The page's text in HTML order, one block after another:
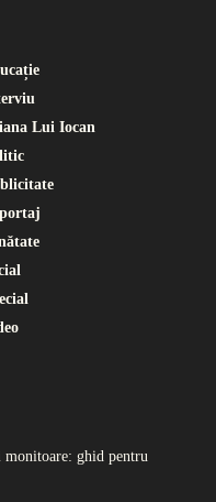
Lui Iocan
ghid pentru